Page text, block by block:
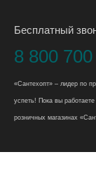
Бесплатный
8 800
«Сантехопт» – лидер по
успеть! Пока вы
розничных магазинах